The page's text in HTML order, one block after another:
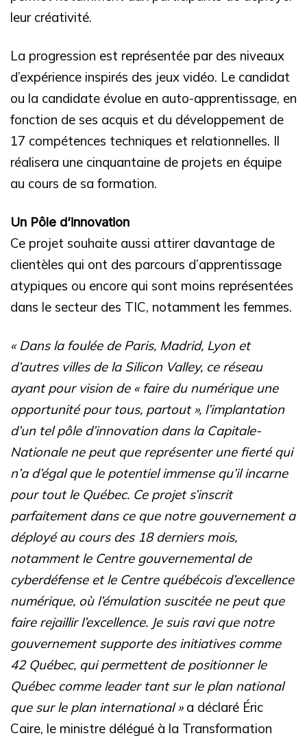
leur créativité.
La progression est représentée par des niveaux
d’expérience inspirés des jeux vidéo. Le candidat
ou la candidate évolue en auto-apprentissage, en
fonction de ses acquis et du développement de
17 compétences techniques et relationnelles. Il
réalisera une cinquantaine de projets en équipe
au cours de sa formation.
Un Pôle d’innovation
Ce projet souhaite aussi attirer davantage de
clientèles qui ont des parcours d’apprentissage
atypiques ou encore qui sont moins représentées
dans le secteur des TIC, notamment les femmes.
« Dans la foulée de Paris, Madrid, Lyon et
d’autres villes de la Silicon Valley, ce réseau
ayant pour vision de « faire du numérique une
opportunité pour tous, partout », l’implantation
d’un tel pôle d’innovation dans la Capitale-
Nationale ne peut que représenter une fierté qui
n’a d’égal que le potentiel immense qu’il incarne
pour tout le Québec. Ce projet s’inscrit
parfaitement dans ce que notre gouvernement a
déployé au cours des 18 derniers mois,
notamment le Centre gouvernemental de
cyberdéfense et le Centre québécois d’excellence
numérique, où l’émulation suscitée ne peut que
faire rejaillir l’excellence. Je suis ravi que notre
gouvernement supporte des initiatives comme
42 Québec, qui permettent de positionner le
Québec comme leader tant sur le plan national
que sur le plan international » a déclaré Éric
Caire, le ministre délégué à la Transformation